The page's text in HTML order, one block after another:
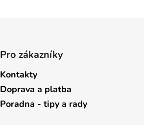
Pro zákazníky
Kontakty
Doprava a platba
Poradna - tipy a rady